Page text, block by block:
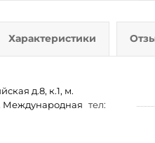
Характеристики
д.8, к.1, м.
Международная тел: